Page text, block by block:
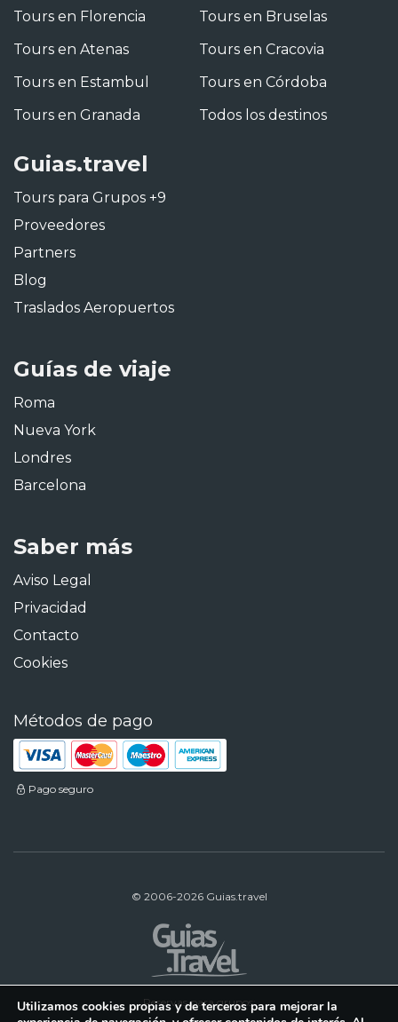
Tours en Florencia
Tours en Atenas
Tours en Estambul
Tours en Granada
Tours en Bruselas
Tours en Cracovia
Tours en Córdoba
Todos los destinos
Guias.travel
Tours para Grupos +9
Proveedores
Partners
Blog
Traslados Aeropuertos
Guías de viaje
Roma
Nueva York
Londres
Barcelona
Saber más
Aviso Legal
Privacidad
Contacto
Cookies
Métodos de pago
Pago seguro
© 2006-2026 Guias.travel
Reservas para grupos:
Utilizamos cookies propias y de terceros para mejorar la